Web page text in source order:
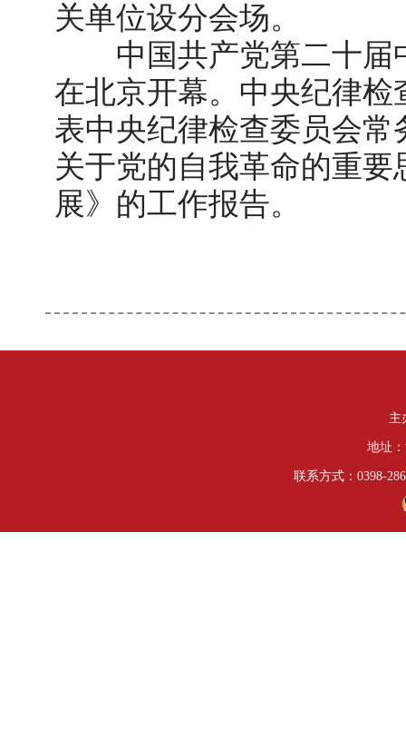
关单位设分会场。
中国共产党第二十届
在北京开幕。中央纪律
表中央纪律检查委员会
关于党的自我革命的重
展》的工作报告。
主
地址
联系方式：0398-